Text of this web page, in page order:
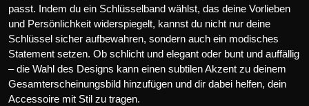
passt. Indem du ein Schlüsselband wählst, das deine Vorlieben
und Persönlichkeit widerspiegelt, kannst du nicht nur deine
Schlüssel sicher aufbewahren, sondern auch ein modisches
Statement setzen. Ob schlicht und elegant oder bunt und auffällig
– die Wahl des Designs kann einen subtilen Akzent zu deinem
Gesamterscheinungsbild hinzufügen und dir dabei helfen, dein
Accessoire mit Stil zu tragen.